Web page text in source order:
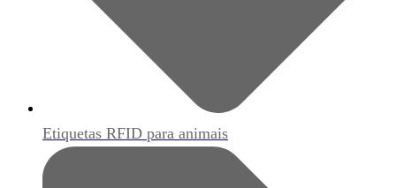
Etiquetas RFID para animais